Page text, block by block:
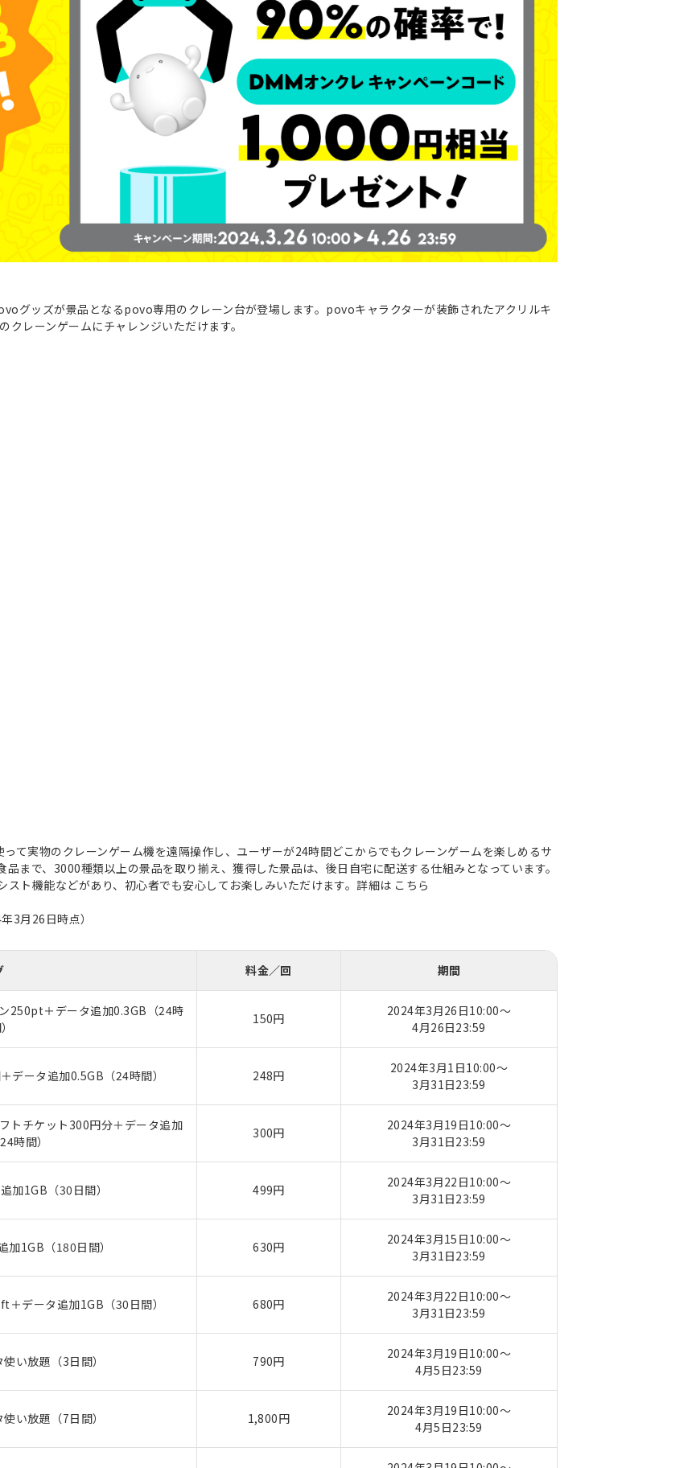
グッズが景品となるpovo専用のクレーン台が登場します。povoキャラクターが装飾されたアクリルキ
レーンゲームにチャレンジいただけます。
って実物のクレーンゲーム機を遠隔操作し、ユーザーが24時間どこからでもクレーンゲームを楽しめるサ
まで、3000種類以上の景品を取り揃え、獲得した景品は、後日自宅に配送する仕組みとなっています。
ト機能などがあり、初心者でも安心してお楽しみいただけます。詳細は こちら
3月26日時点）
料金／回 期間
250pt＋データ追加0.3GB（24時
150円
2024年3月26日10:00～
4月26日23:59
データ追加0.5GB（24時間） 248円
2024年3月1日10:00～
3月31日23:59
トチケット300円分＋データ追加
時間）
300円
2024年3月19日10:00～
3月31日23:59
加1GB（30日間） 499円
2024年3月22日10:00～
3月31日23:59
加1GB（180日間） 630円
2024年3月15日10:00～
3月31日23:59
＋データ追加1GB（30日間） 680円
2024年3月22日10:00～
3月31日23:59
い放題（3日間） 790円
2024年3月19日10:00～
4月5日23:59
い放題（7日間） 1,800円
2024年3月19日10:00～
4月5日23:59